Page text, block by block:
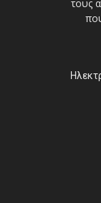
τους